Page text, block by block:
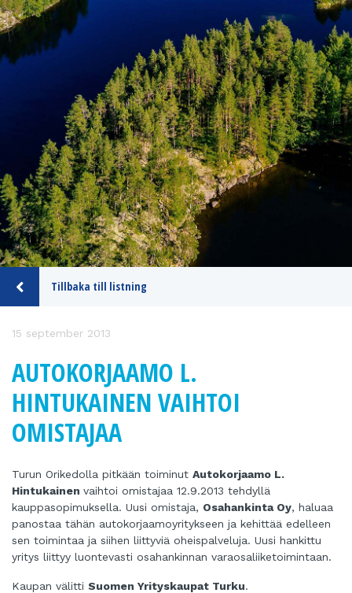
Tillbaka till listning
15 september 2013
AUTOKORJAAMO L.
HINTUKAINEN VAIHTOI
OMISTAJAA
Turun Orikedolla pitkään toiminut Autokorjaamo L.
Hintukainen vaihtoi omistajaa 12.9.2013 tehdyllä
kauppasopimuksella. Uusi omistaja, Osahankinta Oy, haluaa
panostaa tähän autokorjaamoyritykseen ja kehittää edelleen
sen toimintaa ja siihen liittyviä oheispalveluja. Uusi hankittu
yritys liittyy luontevasti osahankinnan varaosaliiketoimintaan.
Kaupan välitti Suomen Yrityskaupat Turku.